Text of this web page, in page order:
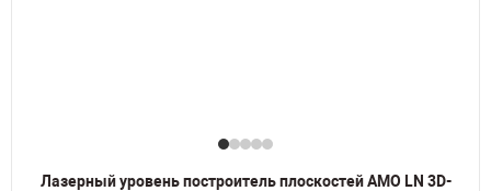
Лазерный уровень построитель плоскостей AMO LN 3D-